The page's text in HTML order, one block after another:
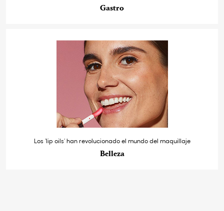
Gastro
Los ‘lip oils’ han revolucionado el mundo del maquillaje
Belleza